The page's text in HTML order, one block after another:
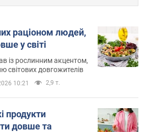
раціоном людей,
у світі
із рослинним акцентом,
світових довгожителів
10:21 2,9 т.
продукти
довше та